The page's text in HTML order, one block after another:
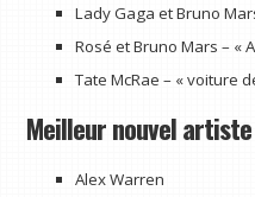
Lady Gaga et Bruno
Rosé et Bruno Mars – «
Tate McRae – « voiture
Meilleur nouvel artiste
Alex Warren